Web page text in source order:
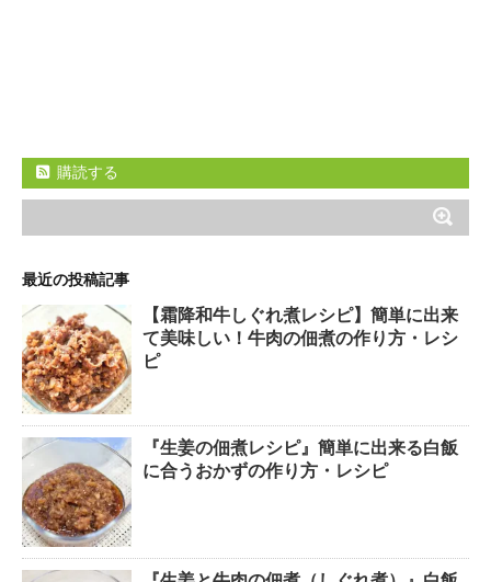
購読する
最近の投稿記事
【霜降和牛しぐれ煮レシピ】簡単に出来
て美味しい！牛肉の佃煮の作り方・レシ
ピ
『生姜の佃煮レシピ』簡単に出来る白飯
に合うおかずの作り方・レシピ